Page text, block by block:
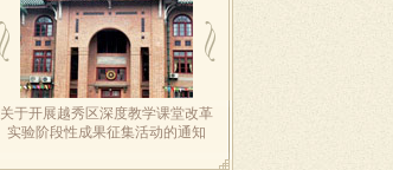
关于开展越秀区深度教学课堂改革
实验阶段性成果征集活动的通知